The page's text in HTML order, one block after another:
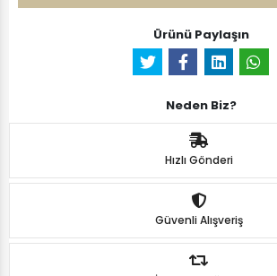
Ürünü Paylaşın
Neden Biz?
Hızlı Gönderi
Güvenli Alışveriş